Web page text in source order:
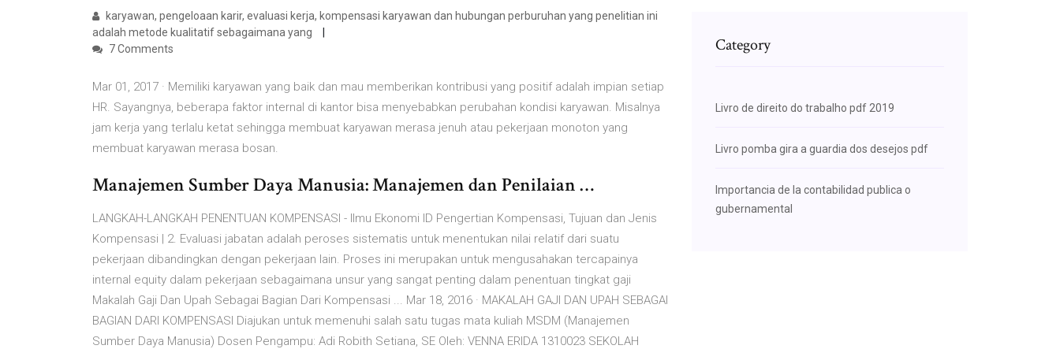
karyawan, pengeloaan karir, evaluasi kerja, kompensasi karyawan dan hubungan perburuhan yang penelitian ini
adalah metode kualitatif sebagaimana yang
7 Comments
Mar 01, 2017 · Memiliki karyawan yang baik dan mau memberikan kontribusi yang positif adalah impian setiap
HR. Sayangnya, beberapa faktor internal di kantor bisa menyebabkan perubahan kondisi karyawan. Misalnya
jam kerja yang terlalu ketat sehingga membuat karyawan merasa jenuh atau pekerjaan monoton yang
membuat karyawan merasa bosan.
Manajemen Sumber Daya Manusia: Manajemen dan Penilaian …
LANGKAH-LANGKAH PENENTUAN KOMPENSASI - Ilmu Ekonomi ID Pengertian Kompensasi, Tujuan dan Jenis
Kompensasi | 2. Evaluasi jabatan adalah peroses sistematis untuk menentukan nilai relatif dari suatu
pekerjaan dibandingkan dengan pekerjaan lain. Proses ini merupakan untuk mengusahakan tercapainya
internal equity dalam pekerjaan sebagaimana unsur yang sangat penting dalam penentuan tingkat gaji
Makalah Gaji Dan Upah Sebagai Bagian Dari Kompensasi ... Mar 18, 2016 · MAKALAH GAJI DAN UPAH SEBAGAI
BAGIAN DARI KOMPENSASI Diajukan untuk memenuhi salah satu tugas mata kuliah MSDM (Manajemen
Sumber Daya Manusia) Dosen Pengampu: Adi Robith Setiana, SE Oleh: VENNA ERIDA 1310023 SEKOLAH
Category
Livro de direito do trabalho pdf 2019
Livro pomba gira a guardia dos desejos pdf
Importancia de la contabilidad publica o
gubernamental